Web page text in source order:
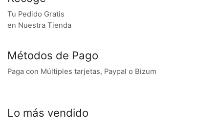
Tu Pedido Gratis
en Nuestra Tienda
Métodos de Pago
Paga con Múltiples tarjetas, Paypal o Bizum
Lo más vendido